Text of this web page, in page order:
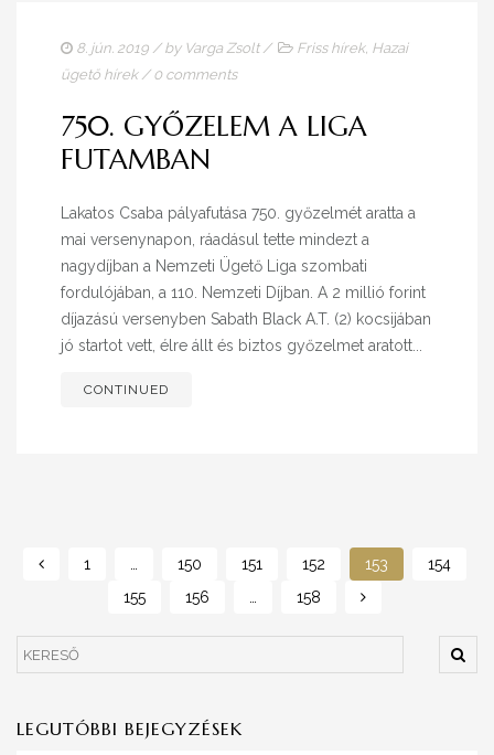
8. jún. 2019 / by Varga Zsolt/ Friss hírek, Hazai
ügető hírek/ 0 comments
750. GYŐZELEM A LIGA
FUTAMBAN
Lakatos Csaba pályafutása 750. győzelmét aratta a
mai versenynapon, ráadásul tette mindezt a
nagydíjban a Nemzeti Ügető Liga szombati
fordulójában, a 110. Nemzeti Díjban. A 2 millió forint
díjazású versenyben Sabath Black A.T. (2) kocsijában
jó startot vett, élre állt és biztos győzelmet aratott...
CONTINUED
1 150 151 152 153
154
155
156 158
LEGUTÓBBI BEJEGYZÉSEK